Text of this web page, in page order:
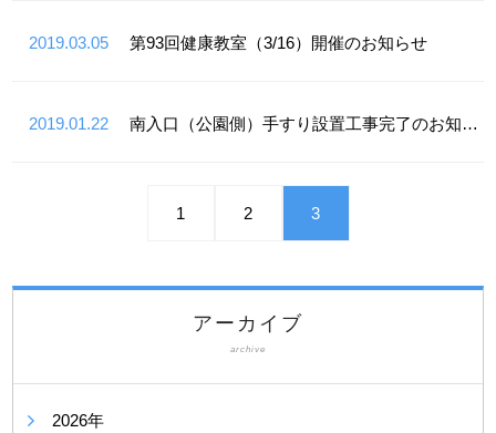
2019.03.05 第93回健康教室（3/16）開催のお知らせ
2019.01.22 南入口（公園側）手すり設置工事完了のお知らせ
1 2 3
アーカイブ
archive
2026年